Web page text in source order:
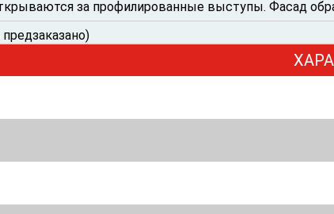
за профилированные выступы. Фасад